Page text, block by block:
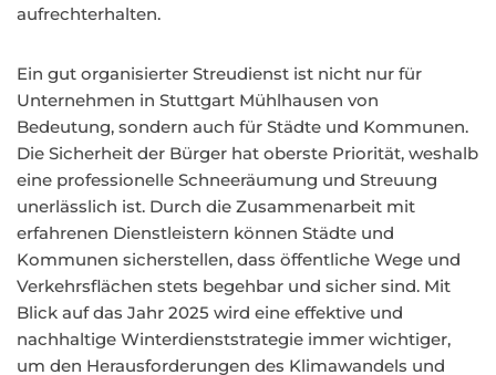
aufrechterhalten.
Ein gut organisierter Streudienst ist nicht nur für
Unternehmen in Stuttgart Mühlhausen von
Bedeutung, sondern auch für Städte und Kommunen.
Die Sicherheit der Bürger hat oberste Priorität, weshalb
eine professionelle Schneeräumung und Streuung
unerlässlich ist. Durch die Zusammenarbeit mit
erfahrenen Dienstleistern können Städte und
Kommunen sicherstellen, dass öffentliche Wege und
Verkehrsflächen stets begehbar und sicher sind. Mit
Blick auf das Jahr 2025 wird eine effektive und
nachhaltige Winterdienststrategie immer wichtiger,
um den Herausforderungen des Klimawandels und